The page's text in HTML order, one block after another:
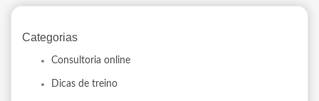
Categorias
Consultoria online
Dicas de treino